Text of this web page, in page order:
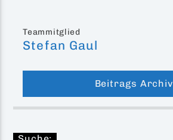
Teammitglied
Stefan Gaul
Beitrags Archiv